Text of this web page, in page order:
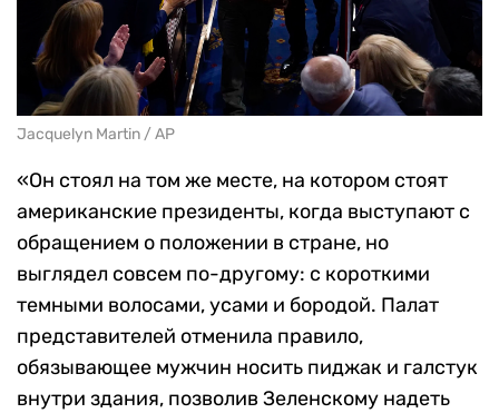
Jacquelyn Martin / AP
«Он стоял на том же месте, на котором стоят
американские президенты, когда выступают с
обращением о положении в стране, но
выглядел совсем по-другому: с короткими
темными волосами, усами и бородой. Палат
представителей отменила правило,
обязывающее мужчин носить пиджак и галстук
внутри здания, позволив Зеленскому надеть